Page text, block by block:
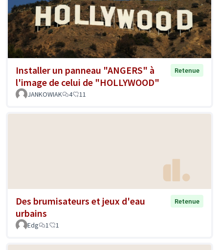
Installer un panneau "ANGERS" à
l'image de celui de "HOLLYWOOD"
Retenue
JANKOWIAK 4 11
Des brumisateurs et jeux d'eau
urbains
Retenue
Edg 1 1